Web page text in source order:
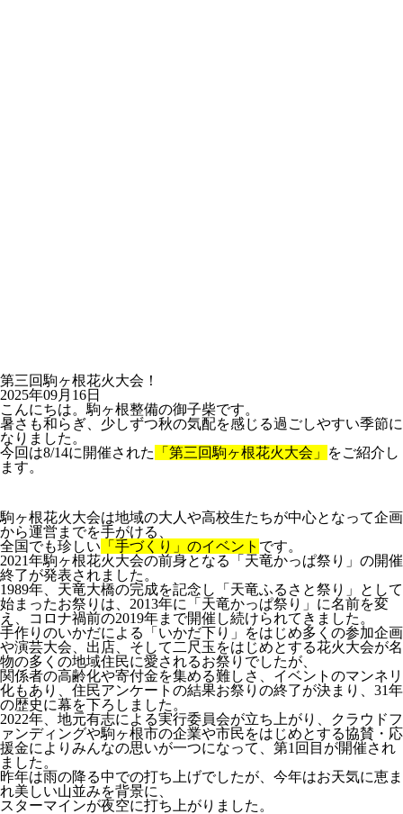
第三回駒ヶ根花火大会！
2025年09月16日
こんにちは。駒ヶ根整備の御子柴です。
暑さも和らぎ、少しずつ秋の気配を感じる過ごしやすい季節に
なりました。
今回は8/14に開催された
「第三回駒ヶ根花火大会」
をご紹介し
ます。
駒ヶ根花火大会は地域の大人や高校生たちが中心となって企画
から運営までを手がける、
全国でも珍しい 「手づくり」のイベント です。
2021年駒ヶ根花火大会の前身となる「天竜かっぱ祭り」の開催
終了が発表されました。
1989年、天竜大橋の完成を記念し「天竜ふるさと祭り」として
始まったお祭りは、2013年に「天竜かっぱ祭り」に名前を変
え、コロナ禍前の2019年まで開催し続けられてきました。
手作りのいかだによる「いかだ下り」をはじめ多くの参加企画
や演芸大会、出店、そして二尺玉をはじめとする花火大会が名
物の多くの地域住民に愛されるお祭りでしたが、
関係者の高齢化や寄付金を集める難しさ、イベントのマンネリ
化もあり、住民アンケートの結果お祭りの終了が決まり、31年
の歴史に幕を下ろしました。
2022年、地元有志による実行委員会が立ち上がり、クラウドフ
ァンディングや駒ヶ根市の企業や市民をはじめとする協賛・応
援金によりみんなの思いが一つになって、第1回目が開催され
ました。
昨年は雨の降る中での打ち上げでしたが、今年はお天気に恵ま
れ美しい山並みを背景に、
スターマインが夜空に打ち上がりました。